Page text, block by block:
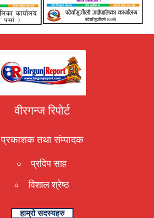
वीरगन्ज रिपोर्ट
प्रकाशक तथा संम्पादक
प्रदिप साह
विशाल श्रेष्ठ
हाम्रो सदस्यहरु